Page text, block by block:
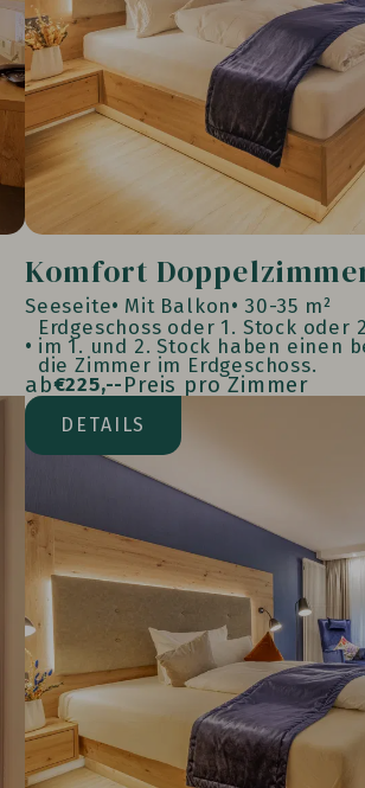
Komfort
Seeseite Mit Balkon
30-35 m²
Erdgeschoss oder 1. Stock oder
im 1. und 2. Stock haben einen
die Zimmer im Erdgeschoss.
ab€225,-- Preis pro Zimmer
DETAILS
Seeseite